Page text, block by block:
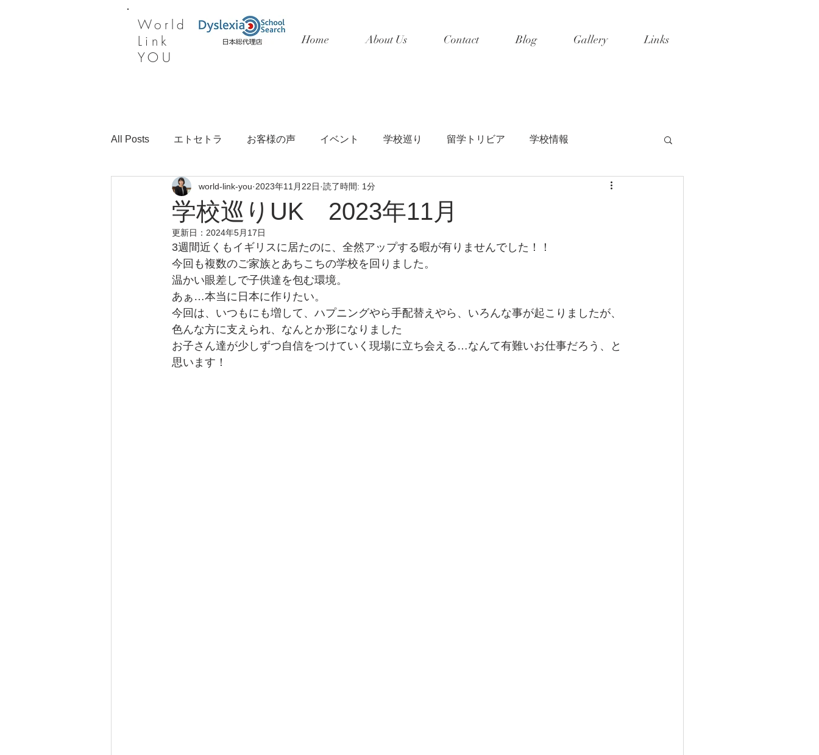
​World
Link
YOU
All Posts エトセトラ お客様の声 イベント 学校巡り 留学トリビア 学校情報
学校巡りUK 2023年11月
world-link-you 2023年11月22日 読了時間: 1分
更新日： 2024年5月17日
3週間近くもイギリスに居たのに、全然アップする暇が有りませんでした！！
今回も複数のご家族とあちこちの学校を回りました。
温かい眼差しで子供達を包む環境。
あぁ…本当に日本に作りたい。
今回は、いつもにも増して、ハプニングやら手配替えやら、いろんな事が起こりましたが、
色んな方に支えられ、なんとか形になりました
お子さん達が少しずつ自信をつけていく現場に立ち会える…なんて有難いお仕事だろう、と
思います！
Home About Us Contact Blog Gallery Links